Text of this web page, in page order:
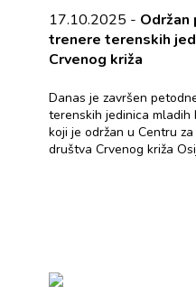
17.10.2025 - Održan
trenere terenskih
Crvenog križa
Danas je završen
terenskih jedinica mladih
koji je održan u Centru
društva Crvenog križa